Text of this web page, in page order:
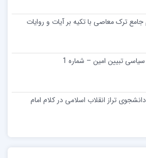
ترک معاصی با تکیه بر آیات و روایات
تبیین امین – شماره 1
تراز انقلاب اسلامی در کلام امام